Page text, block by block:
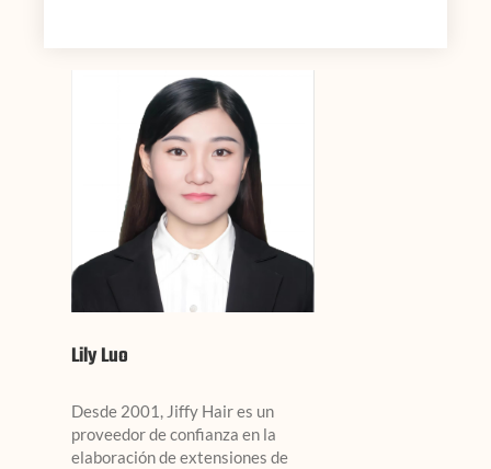
Lily Luo
Desde 2001, Jiffy Hair es un
proveedor de confianza en la
elaboración de extensiones de